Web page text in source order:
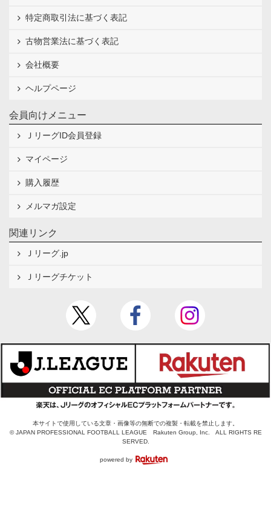
特定商取引法に基づく表記
古物営業法に基づく表記
会社概要
ヘルプページ
会員向けメニュー
ＪリーグID会員登録
マイページ
購入履歴
メルマガ設定
関連リンク
Ｊリーグ.jp
Ｊリーグチケット
本サイトで使用している文章・画像等の無断での複製・転載を禁止します。
© JAPAN PROFESSIONAL FOOTBALL LEAGUE Rakuten Group, Inc. ALL RIGHTS RE
SERVED.
powered by